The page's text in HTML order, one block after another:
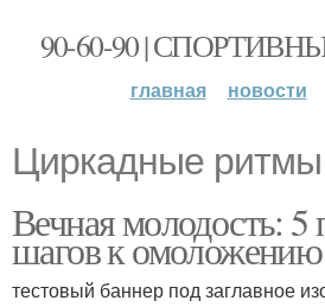
90-60-90 |
главная новости
Циркадные ритмы
Вечная молодость: 5
шагов к омоложению
тестовый баннер под заглавное